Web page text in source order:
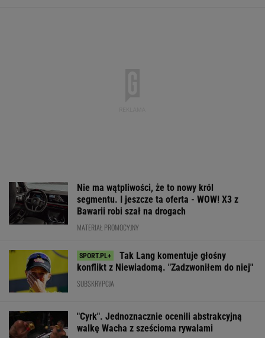
Nie ma wątpliwości, że to nowy król
segmentu. I jeszcze ta oferta - WOW! X3 z
Bawarii robi szał na drogach
MATERIAŁ PROMOCYJNY
Tak Lang komentuje głośny
konflikt z Niewiadomą. "Zadzwoniłem do niej"
SUBSKRYPCJA
"Cyrk". Jednoznacznie ocenili abstrakcyjną
walkę Wacha z sześcioma rywalami